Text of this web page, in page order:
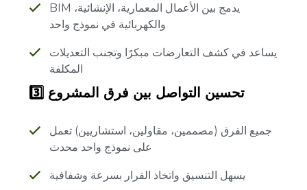
BIM يدمج بين الأعمال المعمارية، الإنشائية،
والكهربائية في نموذج واحد
يساعد في كشف التعارضات مبكرًا وتجنب التعديلات
المكلفة
3️⃣ تحسين التواصل بين فرق المشروع
جميع الفرق (مصممين، مقاولين، استشاريين) تعمل
على نموذج واحد محدث
يسهل التنسيق واتخاذ القرار بسرعة وشفافية